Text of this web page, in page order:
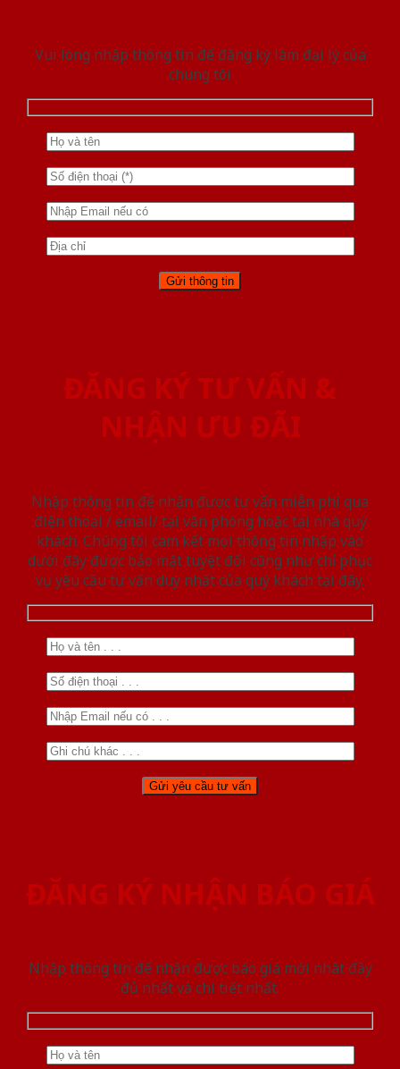
Vui lòng nhập thông tin để đăng ký làm đại lý của
chúng tôi
ĐĂNG KÝ TƯ VẤN &
NHẬN ƯU ĐÃI
Nhập thông tin để nhận được tư vấn miễn phí qua
điện thoại / email/ tại văn phòng hoặc tại nhà quý
khách. Chúng tôi cam kết mọi thông tin nhập vào
dưới đây được bảo mật tuyệt đối cũng như chỉ phục
vụ yêu cầu tư vấn duy nhất của quý khách tại đây.
ĐĂNG KÝ NHẬN BÁO GIÁ
Nhập thông tin để nhận được báo giá mới nhât đầy
đủ nhất và chi tiết nhất.